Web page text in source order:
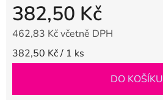
382,50 Kč
462,83 Kč včetně DPH
Měrná cena:
382,50 Kč / 1 ks
DO KOŠÍKU